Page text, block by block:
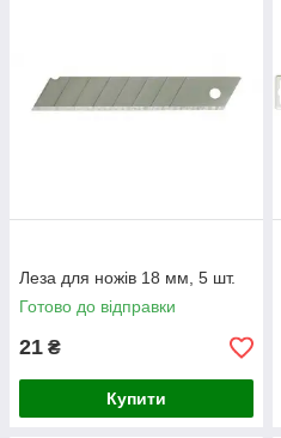
Леза для ножів 18 мм, 5 шт.
Готово до відправки
21 ₴
Купити